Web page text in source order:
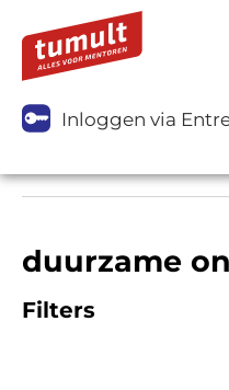
Inloggen via
duurzame
Filters